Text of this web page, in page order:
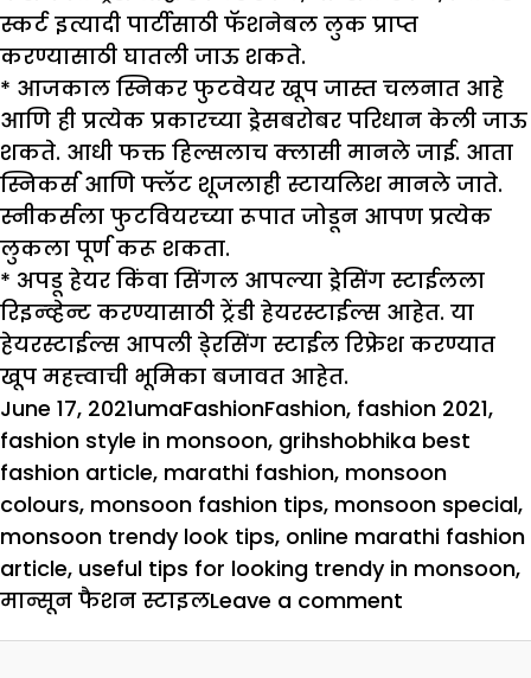
स्कर्ट इत्यादी पार्टीसाठी फॅशनेबल लुक प्राप्त
करण्यासाठी घातली जाऊ शकते.
* आजकाल स्निकर फुटवेयर खूप जास्त चलनात आहे
आणि ही प्रत्येक प्रकारच्या ड्रेसबरोबर परिधान केली जाऊ
शकते. आधी फक्त हिल्सलाच क्लासी मानले जाई. आता
स्निकर्स आणि फ्लॅट शूजलाही स्टायलिश मानले जाते.
स्नीकर्सला फुटवियरच्या रूपात जोडून आपण प्रत्येक
लुकला पूर्ण करू शकता.
* अपडू हेयर किंवा सिंगल आपल्या ड्रेसिंग स्टाईलला
रिइन्व्हेन्ट करण्यासाठी ट्रेंडी हेयरस्टाईल्स आहेत. या
हेयरस्टाईल्स आपली डे्रसिंग स्टाईल रिफ्रेश करण्यात
खूप महत्त्वाची भूमिका बजावत आहेत.
Posted
on
June 17, 2021Author
umaCategories
FashionTags
Fashion, fashion 2021,
fashion style in monsoon, grihshobhika best
fashion article, marathi fashion, monsoon
colours, monsoon fashion tips, monsoon special,
monsoon trendy look tips, online marathi fashion
article, useful tips for looking trendy in monsoon,
मान्सून फैशन स्टाइलLeave a comment